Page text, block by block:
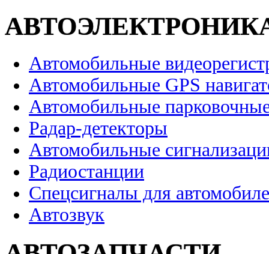
Автомобильные
Автомобильные GPS
Автомобильные
Радар-детекторы
Автомобильные
Радиостанции
Спецсигналы для
Автозвук